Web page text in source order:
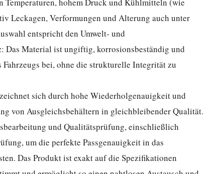
Leckagen, Verformungen und Alterung auch unter
entspricht den Umwelt- und
Das Material ist ungiftig, korrosionsbeständig und
bei, ohne die strukturelle Integrität zu
sich durch hohe Wiederholgenauigkeit und
von Ausgleichsbehältern in gleichbleibender Qualität.
und Qualitätsprüfung, einschließlich
um die perfekte Passgenauigkeit in das
Das Produkt ist exakt auf die Spezifikationen